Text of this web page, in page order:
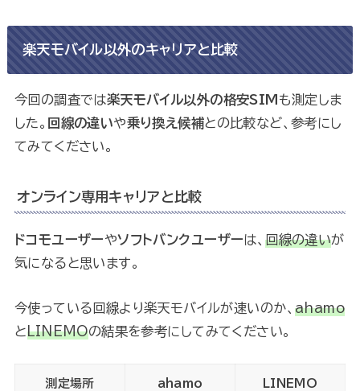
楽天モバイル以外のキャリアと比較
今回の調査では楽天モバイル以外の格安SIM も測定しま
した。 回線の違いや乗り換え候補との比較など、参考にし
てみてください。
オンライン専用キャリアと比較
ドコモユーザーやソフトバンクユーザーは、回線の違いが
気になると思います。
今使っている回線より楽天モバイルが速いのか、 ahamo
とLINEMOの結果を参考にしてみてください。
測定場所 ahamo LINEMO